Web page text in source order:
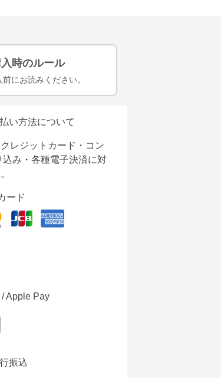
時のルール
にお読みください。
い方法について
レジットカード・コン
込み・各種電子決済に対
ード
Apple Pay
振込